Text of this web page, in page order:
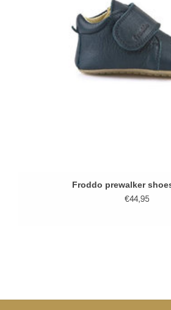
Froddo prewalker
€44,95